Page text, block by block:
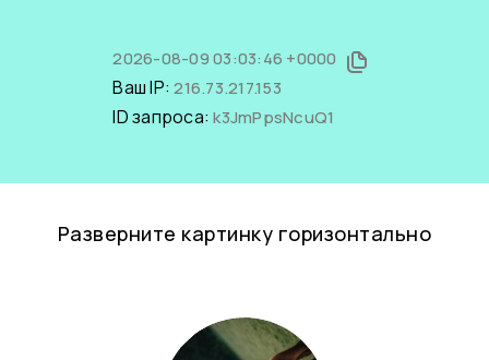
2026-08-09 03:03:46 +0000
Ваш IP:216.73.217.153
ID запроса:k3JmPpsNcuQ1
Разверните картинку горизонтально